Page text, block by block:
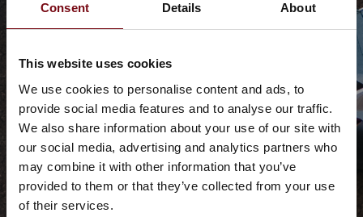
Consent Details About
This website uses cookies
We use cookies to personalise content and ads, to
provide social media features and to analyse our traffic.
We also share information about your use of our site with
our social media, advertising and analytics partners who
may combine it with other information that you’ve
provided to them or that they’ve collected from your use
of their services.